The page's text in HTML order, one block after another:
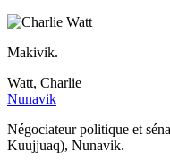
Makivik.
Watt, Charlie
Nunavik
Négociateur politique et
Kuujjuaq), Nunavik.